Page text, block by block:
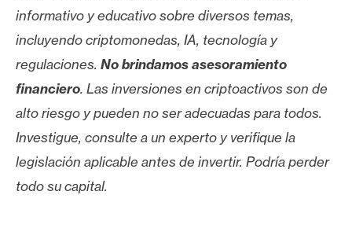
informativo y educativo sobre diversos temas,
incluyendo criptomonedas, IA, tecnología y
regulaciones. No brindamos asesoramiento
financiero. Las inversiones en criptoactivos son de
alto riesgo y pueden no ser adecuadas para todos.
Investigue, consulte a un experto y verifique la
legislación aplicable antes de invertir. Podría perder
todo su capital.